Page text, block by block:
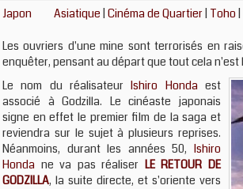
Japon Asiatique Cinéma de Quartier Toho
Les ouvriers d'une mine sont terrorisés en
enquêter, pensant au départ que tout cela
Le nom du réalisateurIshiro Honda est
associé à Godzilla. Le cinéaste japonais
signe en effet le premier film de la saga et
reviendra sur le sujet à plusieurs reprises.
Néanmoins, durant les années 50, Ishiro
Honda ne va pas réaliser LE RETOUR DE
GODZILLA, la suite directe, et s'oriente vers